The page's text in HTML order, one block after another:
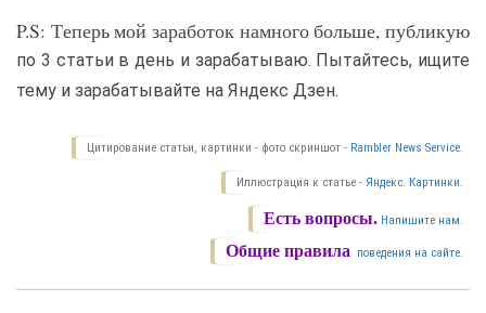
P.S: Теперь мой заработок намного больше, публикую
по 3 статьи в день и зарабатываю. Пытайтесь, ищите
тему и зарабатывайте на Яндекс Дзен.
Цитирование статьи, картинки - фото скриншот - Rambler News Service.
Иллюстрация к статье - Яндекс. Картинки.
Есть вопросы. Напишите нам.
Общие правила поведения на сайте.